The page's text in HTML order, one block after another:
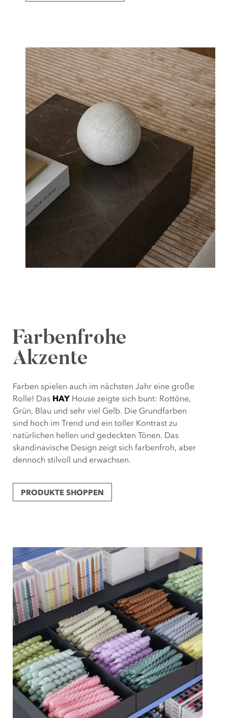
Farbenfrohe
Akzente
Farben spielen auch im nächsten Jahr eine große
Rolle! Das HAY House zeigte sich bunt: Rottöne,
Grün, Blau und sehr viel Gelb. Die Grundfarben
sind hoch im Trend und ein toller Kontrast zu
natürlichen hellen und gedeckten Tönen. Das
skandinavische Design zeigt sich farbenfroh, aber
dennoch stilvoll und erwachsen.
PRODUKTE SHOPPEN